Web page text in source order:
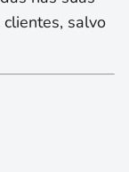
salvo